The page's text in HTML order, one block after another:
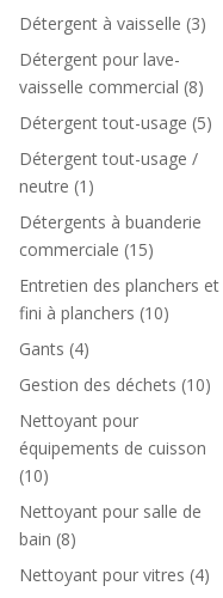
Détergent à vaisselle (3)
Détergent pour lave-
vaisselle commercial (8)
Détergent tout-usage (5)
Détergent tout-usage /
neutre (1)
Détergents à buanderie
commerciale (15)
Entretien des planchers et
fini à planchers (10)
Gants (4)
Gestion des déchets (10)
Nettoyant pour
équipements de cuisson
(10)
Nettoyant pour salle de
bain (8)
Nettoyant pour vitres (4)